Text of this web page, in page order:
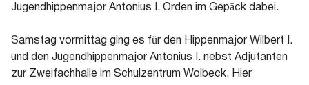
Jugendhippenmajor Antonius I. Orden im Gepäck dabei.
Samstag vormittag ging es für den Hippenmajor Wilbert I.
und den Jugendhippenmajor Antonius I. nebst Adjutanten
zur Zweifachhalle im Schulzentrum Wolbeck. Hier